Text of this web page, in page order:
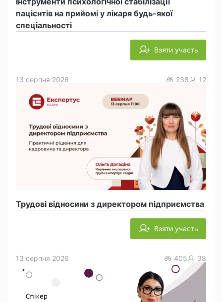
пацієнтів на прийомі у лікаря будь-якої
спеціальності
Взяти участь
Трудові відносини з директором підприємства
13 серпня 2026 238 12
Взяти участь
13 серпня 2026 405 38